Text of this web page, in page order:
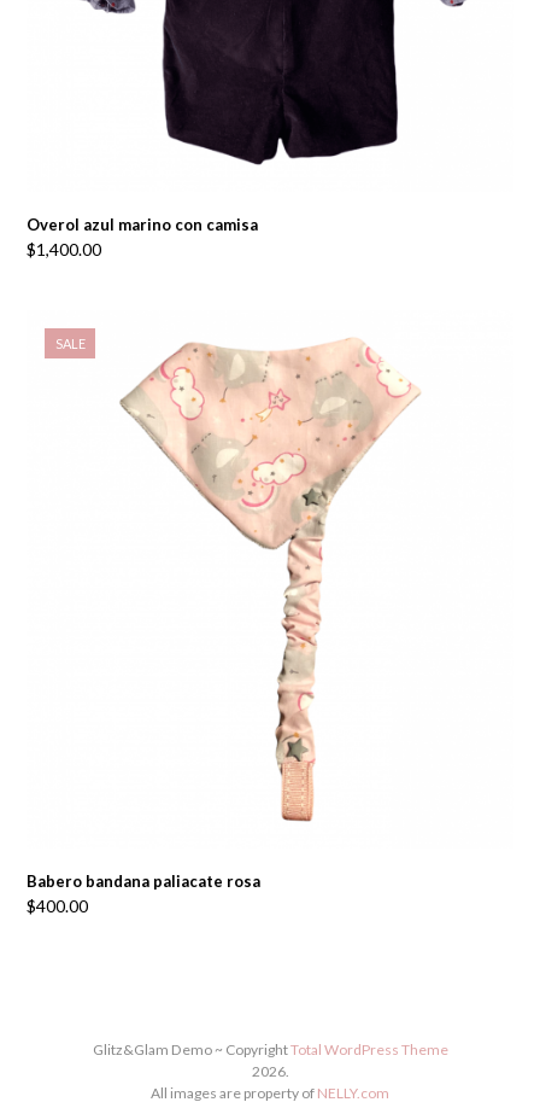
Overol azul marino con camisa
$1,400.00
SALE
Babero bandana paliacate rosa
$400.00
Glitz&Glam Demo ~ CopyrightTotal WordPress Theme
2026.
All images are property of NELLY.com